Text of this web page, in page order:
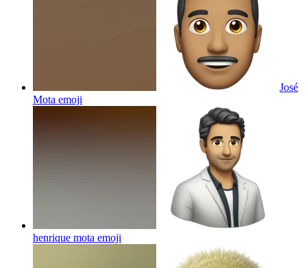
José
Mota emoji
henrique mota emoji